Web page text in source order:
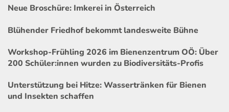
Neue Broschüre: Imkerei in Österreich
Blühender Friedhof bekommt landesweite Bühne
Workshop-Frühling 2026 im Bienenzentrum OÖ: Über
200 Schüler:innen wurden zu Biodiversitäts-Profis
Unterstützung bei Hitze: Wassertränken für Bienen
und Insekten schaffen